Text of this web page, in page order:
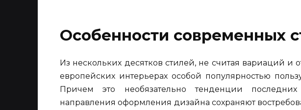
Особенности современных
Из нескольких десятков стилей, не считая вариаций и
европейских интерьерах особой популярностью
Причем это необязательно тенденции
направления оформления дизайна сохраняют